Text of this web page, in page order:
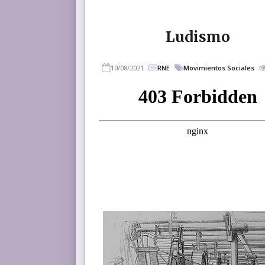
Ludismo
10/08/2021 RNE Movimientos Sociales